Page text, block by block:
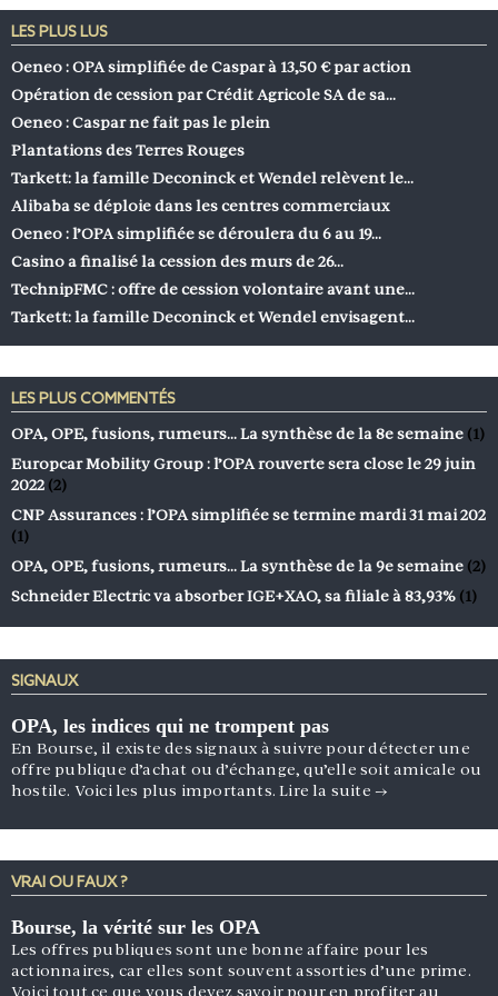
LES PLUS LUS
Oeneo : OPA simplifiée de Caspar à 13,50 € par action
Opération de cession par Crédit Agricole SA de sa…
Oeneo : Caspar ne fait pas le plein
Plantations des Terres Rouges
Tarkett: la famille Deconinck et Wendel relèvent le…
Alibaba se déploie dans les centres commerciaux
Oeneo : l’OPA simplifiée se déroulera du 6 au 19…
Casino a finalisé la cession des murs de 26…
TechnipFMC : offre de cession volontaire avant une…
Tarkett: la famille Deconinck et Wendel envisagent…
LES PLUS COMMENTÉS
OPA, OPE, fusions, rumeurs… La synthèse de la 8e semaine (1)
Europcar Mobility Group : l’OPA rouverte sera close le 29 juin
2022 (2)
CNP Assurances : l’OPA simplifiée se termine mardi 31 mai 202
(1)
OPA, OPE, fusions, rumeurs… La synthèse de la 9e semaine (2)
Schneider Electric va absorber IGE+XAO, sa filiale à 83,93% (1)
SIGNAUX
OPA, les indices qui ne trompent pas
En Bourse, il existe des signaux à suivre pour détecter une
offre publique d’achat ou d’échange, qu’elle soit amicale ou
hostile. Voici les plus importants.Lire la suite →
VRAI OU FAUX ?
Bourse, la vérité sur les OPA
Les offres publiques sont une bonne affaire pour les
actionnaires, car elles sont souvent assorties d’une prime.
Voici tout ce que vous devez savoir pour en profiter au